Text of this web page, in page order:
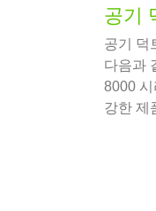
공기
공기 덕
다음과
8000 시
강한 제